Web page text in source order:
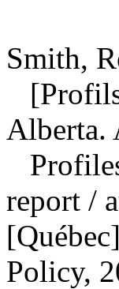
Smith,
[Profils
Alberta.
report /
Policy,